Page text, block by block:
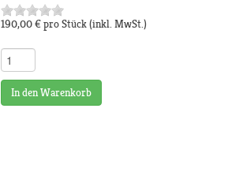
190,00 €pro Stück(inkl. MwSt.)
In den Warenkorb